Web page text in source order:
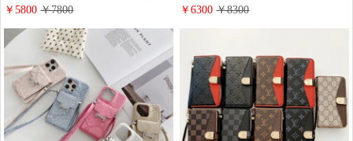
chanel galaxy s26/s26+スマホケー
ス Burberry iphone17/16/15保護ケ
ース ゴージャス 綺麗 女性 おしゃ
れ
￥5800￥7800
付き カーフレザー ライチ風
pixel 9 proケース 肩掛け 斜めがけ
ハイブランド Galaxy s25/s25ultraケ
ース 大人 レデイース 可愛い
￥6300￥8300